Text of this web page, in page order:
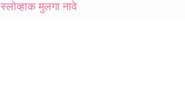
स्लोव्हाक मुलगा नावे